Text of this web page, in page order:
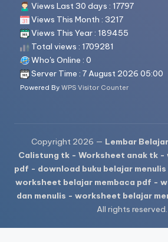
Views Last 30 days : 17797
Views This Month : 3217
Views This Year : 189455
Total views : 1709281
Who's Online : 0
Server Time : 7 August 2026 05:00
Powered By WPS Visitor Counter
Copyright 2026 — Lembar
Calistung tk - Worksheet anak tk
pdf - download buku belajar
worksheet belajar membaca pdf -
dan menulis - worksheet belajar
All rights reserved.